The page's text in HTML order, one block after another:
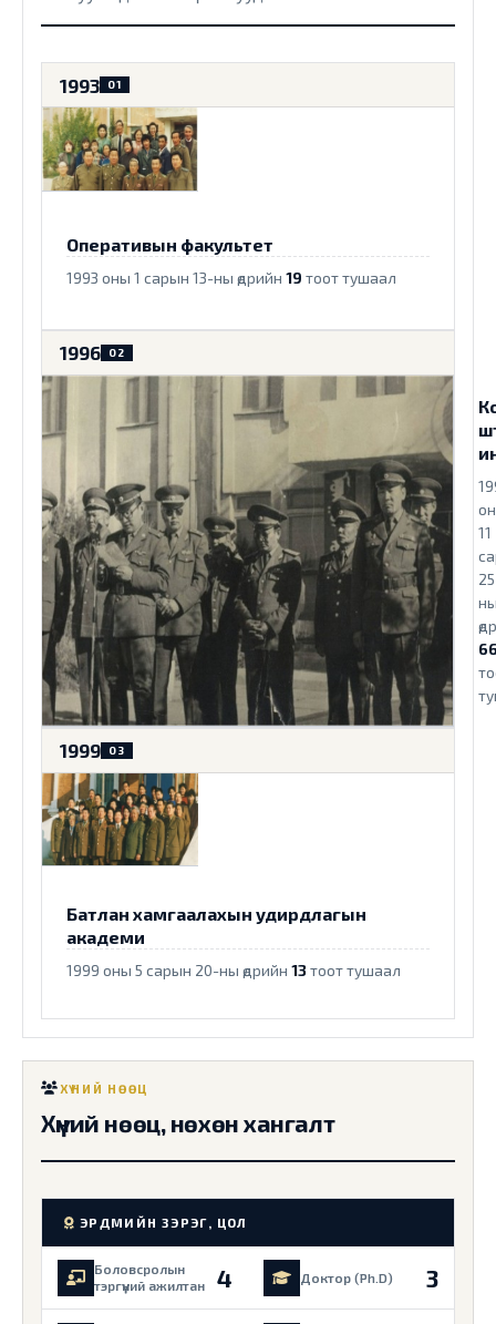
1993 01
Оперативын факультет
1993 оны 1 сарын 13-ны өдрийн 19 тоот тушаал
1996 02
11
1999 03
Батлан хамгаалахын удирдлагын
академи
1999 оны 5 сарын 20-ны өдрийн 13 тоот тушаал
ХҮНИЙ НӨӨЦ
Хүний нөөц, нөхөн хангалт
ЭРДМИЙН ЗЭРЭГ, ЦОЛ
Боловсролын
тэргүүний ажилтан
4 Доктор (Ph.D) 3